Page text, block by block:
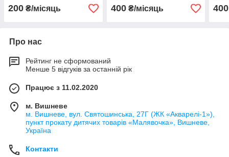
200 ₴/місяць 400₴/місяць 400
Про нас
Рейтинг не сформований
Менше 5 відгуків за останній рік
Працює з 11.02.2020
м. Вишневе
м. Вишневе, вул. Святошинська, 27Г (ЖК «Акварелі-1»),
пункт прокату дитячих товарів «Малявочка», Вишневе,
Україна
Контакти